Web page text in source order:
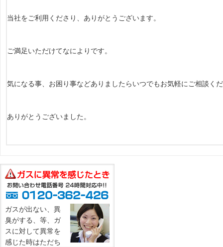
当社をご利用くださり、ありがとうございます。
ご満足いただけてなによりです。
気になる事、お困り事などありましたらいつでもお気軽にご相談く
ありがとうございました。
ガスが出ない、異
臭がする、等、ガ
スに対して異常を
感じた時はただち